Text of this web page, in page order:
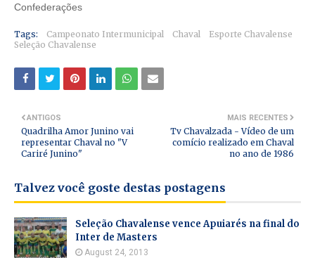
Confederações
Tags: Campeonato Intermunicipal Chaval
Esporte Chavalense
Seleção Chavalense
MAIS RECENTES
Tv Chavalzada - Vídeo de um
comício realizado em Chaval
no ano de 1986
ANTIGOS
Quadrilha Amor Junino vai
representar Chaval no "V
Cariré Junino"
Talvez você goste destas postagens
Seleção Chavalense vence Apuiarés na final do
Inter de Masters
August 24, 2013